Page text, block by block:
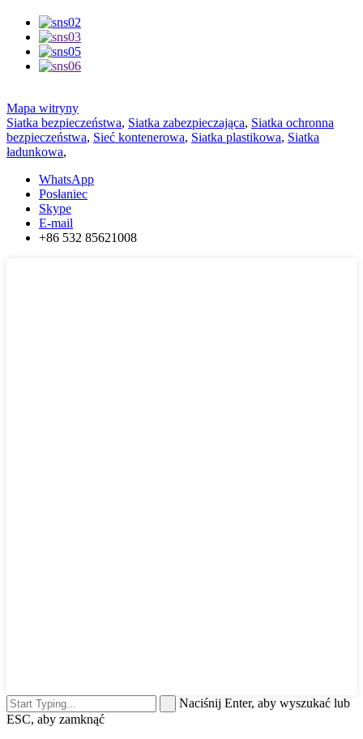
Mapa witryny
Siatka bezpieczeństwa, Siatka zabezpieczająca, Siatka ochronna
bezpieczeństwa, Sieć kontenerowa, Siatka plastikowa, Siatka
ładunkowa,
WhatsApp
Posłaniec
Skype
E-mail
+86 532 85621008
Naciśnij Enter, aby wyszukać lub
ESC, aby zamknąć